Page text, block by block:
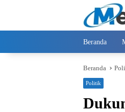
Beranda
Beranda
Politik